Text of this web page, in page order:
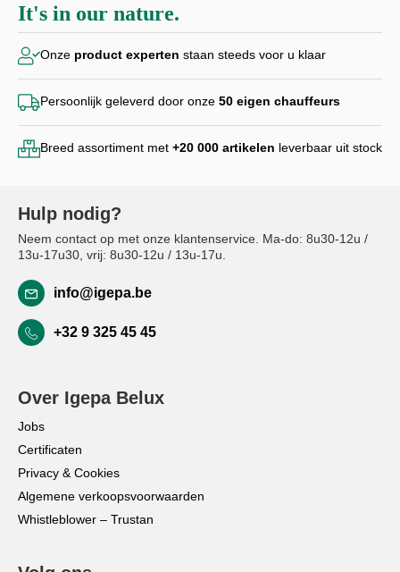
It's in our nature.
Onze product experten staan steeds voor u klaar
Persoonlijk geleverd door onze 50 eigen chauffeurs
Breed assortiment met +20 000 artikelen leverbaar uit stock
Hulp nodig?
Neem contact op met onze klantenservice. Ma-do: 8u30-12u /
13u-17u30, vrij: 8u30-12u / 13u-17u.
info@igepa.be
+32 9 325 45 45
Over Igepa Belux
Jobs
Certificaten
Privacy & Cookies
Algemene verkoopsvoorwaarden
Whistleblower – Trustan